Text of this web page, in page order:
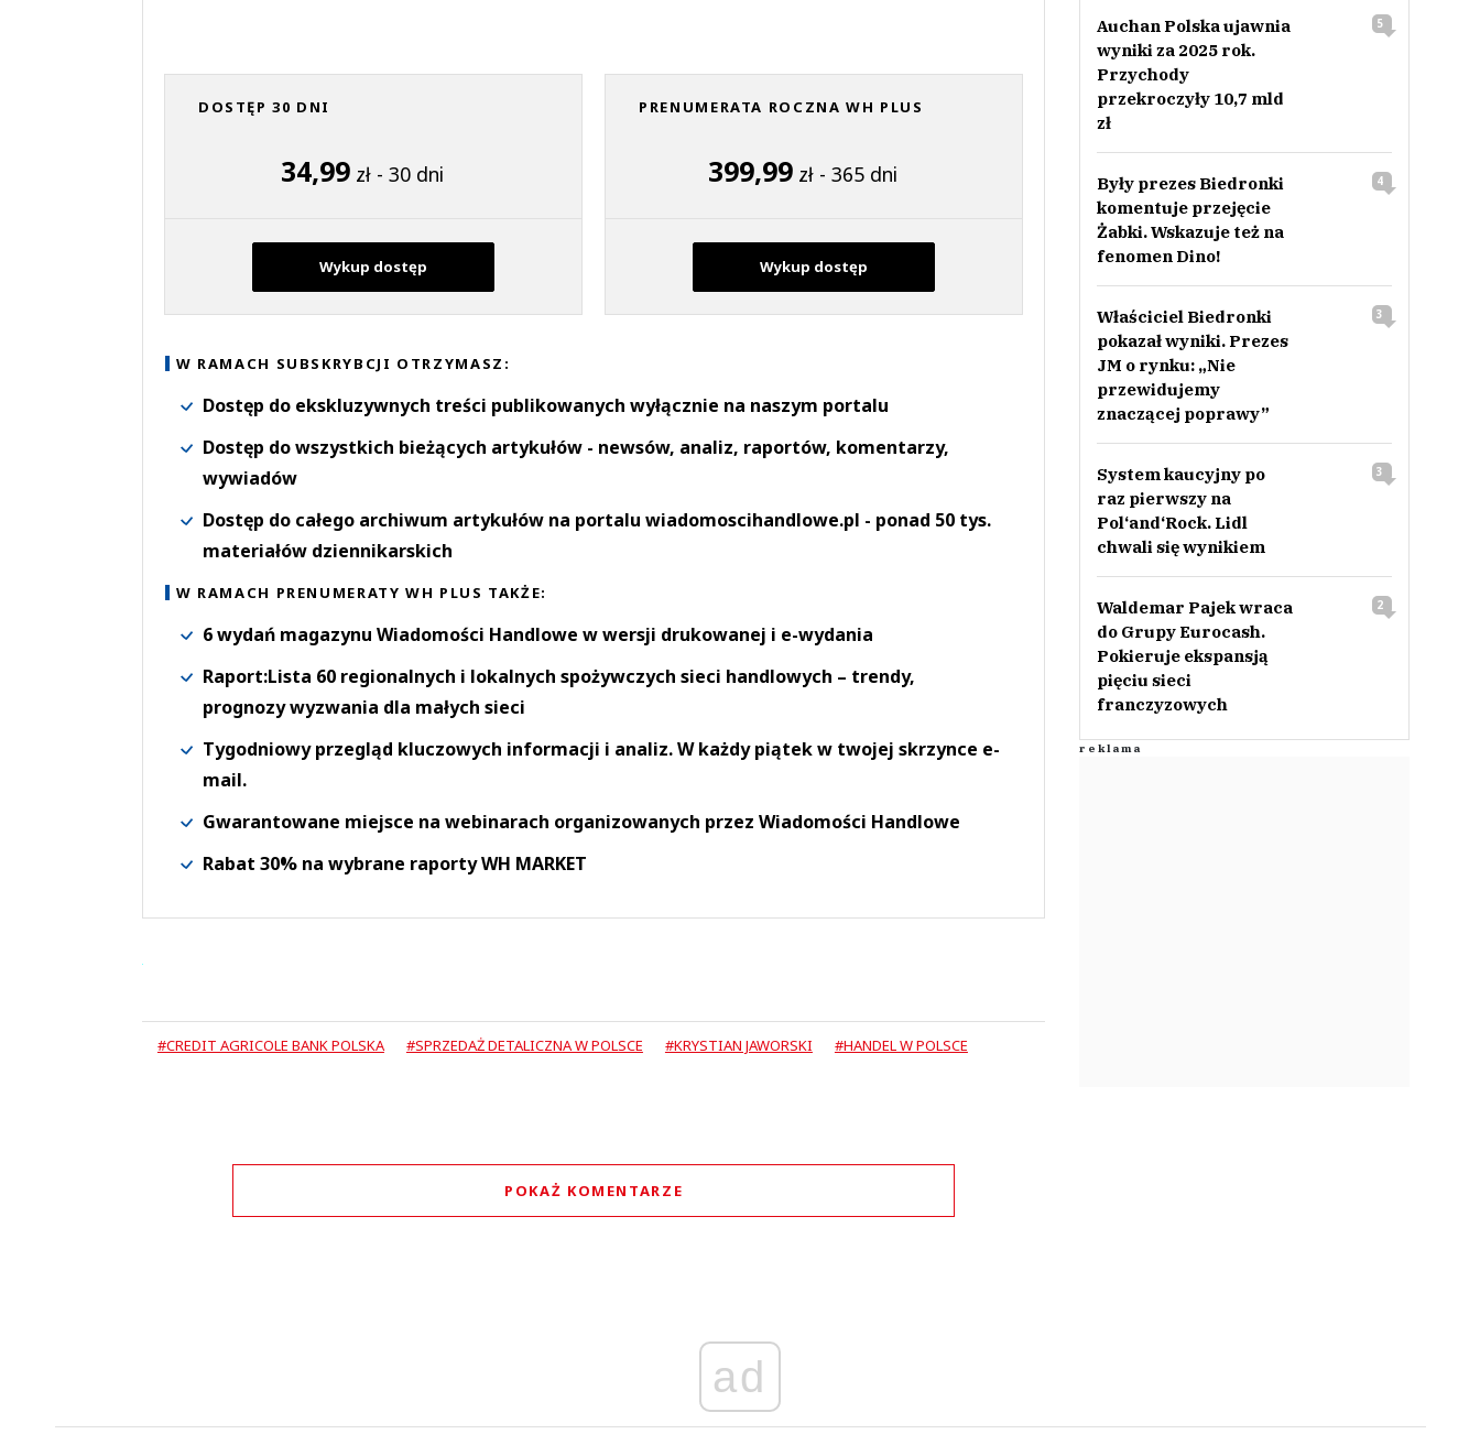
DOSTĘP 30 DNI
34,99 zł - 30 dni
Wykup dostęp
PRENUMERATA ROCZNA WH PLUS
399,99 zł - 365 dni
Wykup dostęp
W RAMACH SUBSKRYBCJI OTRZYMASZ:
Dostęp do ekskluzywnych treści publikowanych wyłącznie na naszym portalu
Dostęp do wszystkich bieżących artykułów - newsów, analiz, raportów, komentarzy,
wywiadów
Dostęp do całego archiwum artykułów na portalu wiadomoscihandlowe.pl - ponad 50 tys.
materiałów dziennikarskich
W RAMACH PRENUMERATY WH PLUS TAKŻE:
6 wydań magazynu Wiadomości Handlowe w wersji drukowanej i e-wydania
Raport:Lista 60 regionalnych i lokalnych spożywczych sieci handlowych – trendy,
prognozy wyzwania dla małych sieci
Tygodniowy przegląd kluczowych informacji i analiz. W każdy piątek w twojej skrzynce e-
mail.
Gwarantowane miejsce na webinarach organizowanych przez Wiadomości Handlowe
Rabat 30% na wybrane raporty WH MARKET
#CREDIT AGRICOLE BANK POLSKA #SPRZEDAŻ DETALICZNA W POLSCE #KRYSTIAN JAWORSKI #HANDEL W POLSCE
POKAŻ KOMENTARZE
Auchan Polska ujawnia
wyniki za 2025 rok.
Przychody
przekroczyły 10,7 mld
zł
5
Były prezes Biedronki
komentuje przejęcie
Żabki. Wskazuje też na
fenomen Dino!
4
Właściciel Biedronki
pokazał wyniki. Prezes
JM o rynku: „Nie
przewidujemy
znaczącej poprawy”
3
System kaucyjny po
raz pierwszy na
Pol‘and‘Rock. Lidl
chwali się wynikiem
3
Waldemar Pajek wraca
do Grupy Eurocash.
Pokieruje ekspansją
pięciu sieci
franczyzowych
2
ad